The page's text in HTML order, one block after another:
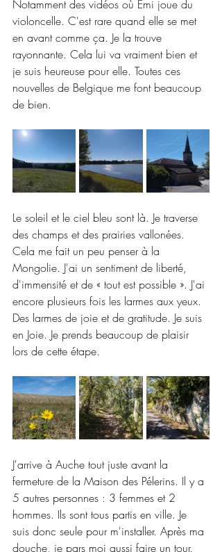
Notamment des vidéos où Emi joue du
violoncelle. C'est rare quand elle se met
en avant comme ça. Je la trouve
rayonnante. Cela lui va vraiment bien et
je suis heureuse pour elle. Toutes ces
nouvelles de Belgique me font beaucoup
de bien.
Le soleil et le ciel bleu sont là. Je traverse
des champs et des prairies vallonées.
Cela me fait un peu penser à la
Mongolie. J'ai un sentiment de liberté,
d'immensité et de « tout est possible ». J'ai
encore plusieurs fois les larmes aux yeux.
Des larmes de joie et de gratitude. Je suis
en Joie. Je prends beaucoup de plaisir
lors de cette étape.
J'arrive à Auche tout juste avant la
fermeture de la Maison des Pélerins. Il y a
5 autres personnes : 3 femmes et 2
hommes. Ils sont tous partis en ville. Je
suis donc seule pour m'installer. Après ma
douche, je pars moi aussi faire un tour.